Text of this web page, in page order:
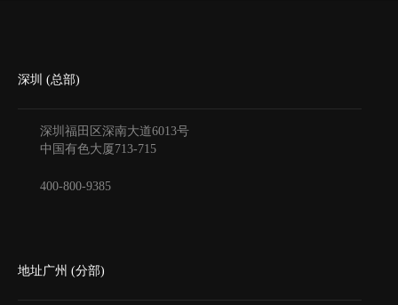
深圳 (总部)
深圳福田区深南大道6013号
中国有色大厦713-715
400-800-9385
地址广州 (分部)